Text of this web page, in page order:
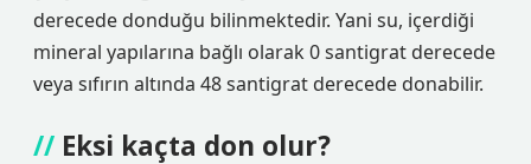
derecede donduğu bilinmektedir. Yani su, içerdiği
mineral yapılarına bağlı olarak 0 santigrat derecede
veya sıfırın altında 48 santigrat derecede donabilir.
Eksi kaçta don olur?